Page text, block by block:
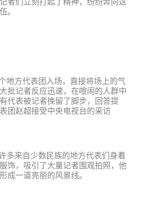
。
地方代表团入场，直接将场上的气
批记者反应迅速，在喧闹的人群中
代表被记者挽留了脚步，回答提
团赵超接受中央电视台的采访
多来自少数民族的地方代表们身着
饰，吸引了大量记者围观拍照，他
成一道亮丽的风景线。